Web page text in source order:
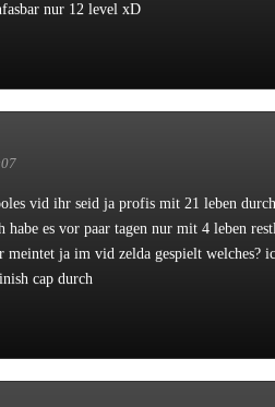
nur 12 level xD
vid ihr seid ja profis mit 21 leben
habe es vor paar tagen nur mit 4 leben
meintet ja im vid zelda gespielt welches?
cap durch